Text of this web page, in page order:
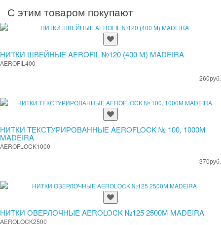
С этим товаром покупают
НИТКИ ШВЕЙНЫЕ AEROFIL №120 (400 М) MADEIRA
AEROFIL400
260руб.
НИТКИ ТЕКСТУРИРОВАННЫЕ AEROFLOCK № 100, 1000М
MADEIRA
AEROFLOCK1000
370руб.
НИТКИ ОВЕРЛОЧНЫЕ AEROLOCK №125 2500М MADEIRA
AEROLOCK2500